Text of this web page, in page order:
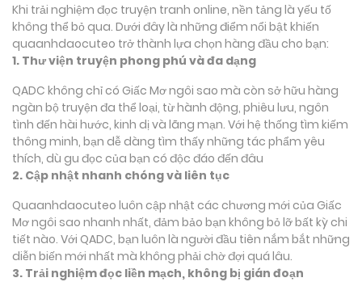
Khi trải nghiệm đọc truyện tranh online, nền tảng là yếu tố
không thể bỏ qua. Dưới đây là những điểm nổi bật khiến
quaanhdaocuteo trở thành lựa chọn hàng đầu cho bạn:
1. Thư viện truyện phong phú và đa dạng
QADC không chỉ có Giấc Mơ ngôi sao mà còn sở hữu hàng
ngàn bộ truyện đa thể loại, từ hành động, phiêu lưu, ngôn
tình đến hài hước, kinh dị và lãng mạn. Với hệ thống tìm kiếm
thông minh, bạn dễ dàng tìm thấy những tác phẩm yêu
thích, dù gu đọc của bạn có độc đáo đến đâu
2. Cập nhật nhanh chóng và liên tục
Quaanhdaocuteo luôn cập nhật các chương mới của Giấc
Mơ ngôi sao nhanh nhất, đảm bảo bạn không bỏ lỡ bất kỳ chi
tiết nào. Với QADC, bạn luôn là người đầu tiên nắm bắt những
diễn biến mới nhất mà không phải chờ đợi quá lâu.
3. Trải nghiệm đọc liền mạch, không bị gián đoạn